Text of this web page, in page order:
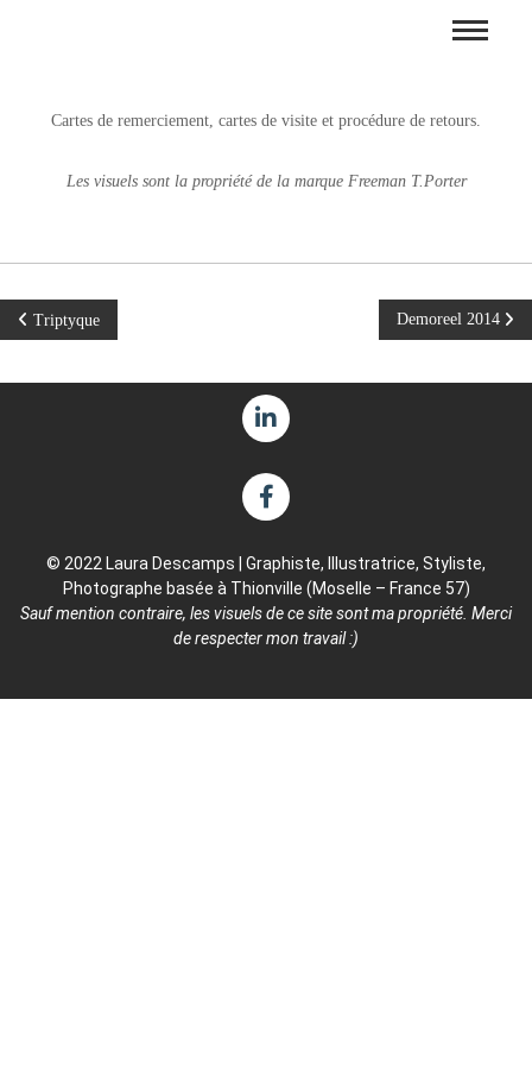
Cartes de remerciement, cartes de visite et procédure de retours.
Les visuels sont la propriété de la marque Freeman T.Porter
Triptyque Demoreel 2014
© 2022 Laura Descamps | Graphiste, Illustratrice, Styliste,
Photographe basée à Thionville (Moselle – France 57)
Sauf mention contraire, les visuels de ce site sont ma propriété. Merci
de respecter mon travail :)